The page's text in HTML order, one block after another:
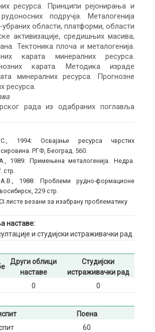
ресурса. Принципи рејонирања и
подручја. Металогенија
области, платформи, области
активизације, средишњих масива,
Тектоника плоча и металогенија.
карата минералних ресурса.
карата. Методика израде
минералних ресурса. Прогнозне
ресурса.
рада из одабраних поглавља
1994: Освајање ресурса чврстих
РГФ, Београд. 560.
1989: Примењена металогенија. Недра.
стр.
1988: Проблеми рудно-формационе
229 стр.
листе везани за изабрану проблематику
наставе:
и студијски истраживачки рад.
Други облици
наставе
Студијски
истраживачки рад
0
0
Поена
60